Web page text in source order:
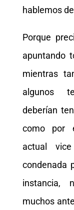
hablemos
Porque
apuntando
mientras
algunos
deberían
como por
actual
condenada
instancia,
muchos